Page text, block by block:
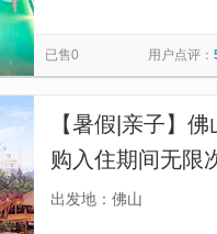
已售0 用户点评：
【暑假|亲子】
购入住期间无限
园）大门票或游
出发地：佛山